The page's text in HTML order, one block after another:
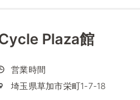
Plaza館
営業時間
埼玉県草加市栄町1-7-18